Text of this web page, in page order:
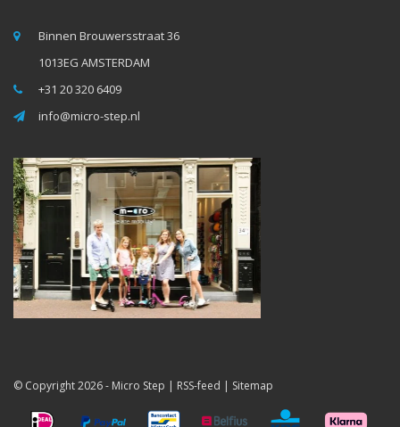
Binnen Brouwersstraat 36
1013EG AMSTERDAM
+31 20 320 6409
info@micro-step.nl
© Copyright 2026 - Micro Step | RSS-feed | Sitemap